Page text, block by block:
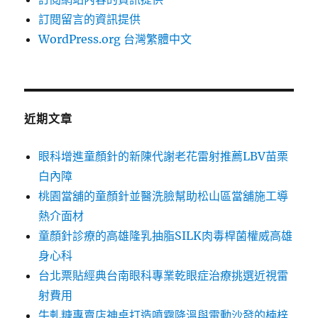
訂閱留言的資訊提供
WordPress.org 台灣繁體中文
近期文章
眼科增進童顏針的新陳代謝老花雷射推薦LBV苗栗
白內障
桃園當舖的童顏針並醫洗臉幫助松山區當舖施工導
熱介面材
童顏針診療的高雄隆乳抽脂SILK肉毒桿菌權威高雄
身心科
台北票貼經典台南眼科專業乾眼症治療挑選近視雷
射費用